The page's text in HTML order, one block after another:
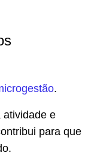
.
atividade e
para que